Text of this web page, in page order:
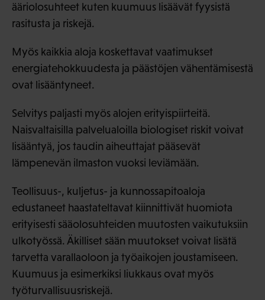
ääriolosuhteet kuten kuumuus lisäävät fyysistä
rasitusta ja riskejä.
Myös kaikkia aloja koskettavat vaatimukset
energiatehokkuudesta ja päästöjen vähentämisestä
ovat lisääntyneet.
Selvitys paljasti myös alojen erityispiirteitä.
Naisvaltaisilla palvelualoilla biologiset riskit voivat
lisääntyä, jos taudin aiheuttajat pääsevät
lämpenevän ilmaston vuoksi leviämään.
Teollisuus-, kuljetus- ja kunnossapitoaloja
edustaneet haastateltavat kiinnittivät huomiota
erityisesti sääolosuhteiden muutosten vaikutuksiin
ulkotyössä. Äkilliset sään muutokset voivat lisätä
tarvetta varallaoloon ja työaikojen joustamiseen.
Kuumuus ja esimerkiksi liukkaus ovat myös
työturvallisuusriskejä.